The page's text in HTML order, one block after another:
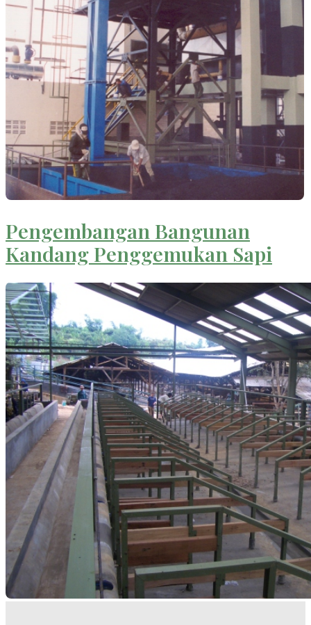
Pengembangan Bangunan
Kandang Penggemukan Sapi